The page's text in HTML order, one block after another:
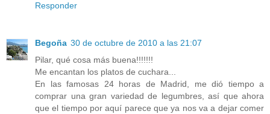
Responder
Begoña 30 de octubre de 2010 a las 21:07
Pilar, qué cosa más buena!!!!!!!
Me encantan los platos de cuchara...
En las famosas 24 horas de Madrid, me dió tiempo a
comprar una gran variedad de legumbres, así que ahora
que el tiempo por aquí parece que ya nos va a dejar comer